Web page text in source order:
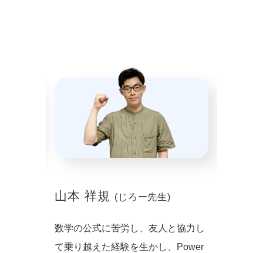
山本 祥規 (じろー先生)
数学の公式に苦労し、友人と協力し
て乗り越えた経験を生かし、Power